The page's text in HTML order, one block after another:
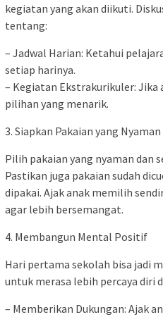
kegiatan yang akan diikuti.
tentang:
– Jadwal Harian: Ketahui
setiap harinya.
– Kegiatan Ekstrakurikuler: Jika
pilihan yang menarik.
3. Siapkan Pakaian yang Nyaman
Pilih pakaian yang nyaman dan
Pastikan juga pakaian sudah
dipakai. Ajak anak memilih
agar lebih bersemangat.
4. Membangun Mental Positif
Hari pertama sekolah bisa jadi
untuk merasa lebih percaya diri
– Memberikan Dukungan: Ajak